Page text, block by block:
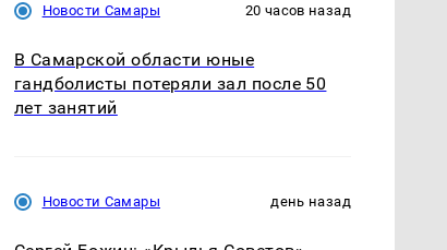
Новости Самары 20 часов назад
В Самарской области юные
гандболисты потеряли зал после 50
лет занятий
Новости Самары день назад